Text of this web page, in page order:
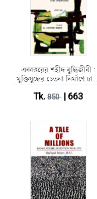
একাত্তরের শহীদ বুদ্ধিজীবী :
মুক্তিযুদ্ধের চেতনা নির্মাণে ঢাকা
Tk.850| 663